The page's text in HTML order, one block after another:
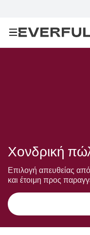
Επιλογή απευθείας
και έτοιμη προς